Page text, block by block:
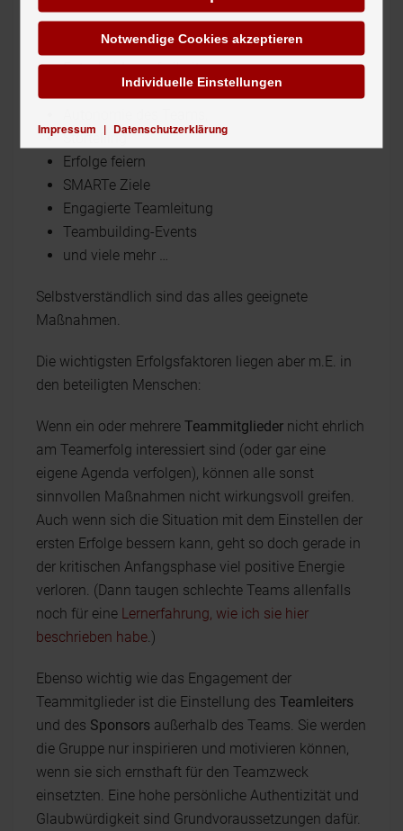
Jedes Teammitglied ist wertvoll
Entscheidungsfreiheit
Aktives zuhören
Stortelling
Erfolge feiern
SMARTe Ziele
Engagierte Teamleitung
Teambuilding-Events
und viele mehr …
Selbstverständlich sind das alles geeignete
Maßnahmen.
Die wichtigsten Erfolgsfaktoren liegen aber m.E. in
den beteiligten Menschen:
Wenn ein oder mehrere Teammitglieder nicht ehrlich
am Teamerfolg interessiert sind (oder gar eine
eigene Agenda verfolgen), können alle sonst
sinnvollen Maßnahmen nicht wirkungsvoll greifen.
Auch wenn sich die Situation mit dem Einstellen der
ersten Erfolge bessern kann, geht so doch gerade in
der kritischen Anfangsphase viel positive Energie
verloren. (Dann taugen schlechte Teams allenfalls
noch für eine Lernerfahrung, wie ich sie hier
beschrieben habe .)
Ebenso wichtig wie das Engagement der
Teammitglieder ist die Einstellung des Teamleiters
und des Sponsors außerhalb des Teams. Sie werden
die Gruppe nur inspirieren und motivieren können,
wenn sie sich ernsthaft für den Teamzweck
einsetzten. Eine hohe persönliche Authentizität und
Glaubwürdigkeit sind Grundvoraussetzungen dafür.
Notwendige Cookies akzeptieren
Impressum | Datenschutzerklärung
Individuelle Einstellungen